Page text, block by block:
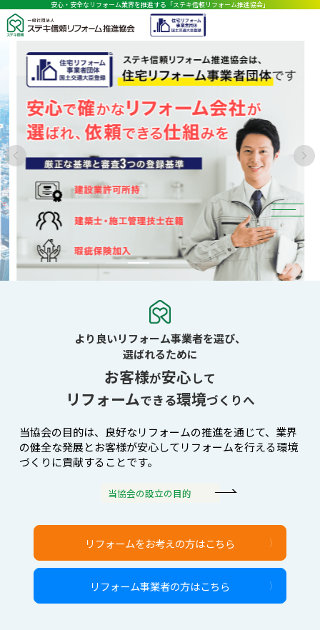
安心・安全なリフォーム業界を推進する「ステキ信頼リフォーム推進協会」
より良いリフォーム事業者を選び、
選ばれるために
お客様が安心して
リフォームできる環境づくりへ
当協会の目的は、良好なリフォームの推進を通じて、 業界
の健全な発展とお客様が安心してリフォームを行える環境
づくりに貢献することです。
当協会の設立の目的
リフォームをお考えの方はこちら
リフォーム事業者の方はこちら